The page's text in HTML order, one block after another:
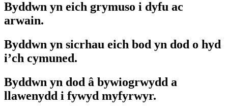
Byddwn yn eich grymuso i dyfu ac
arwain.
Byddwn yn sicrhau eich bod yn dod o hyd
i’ch cymuned.
Byddwn yn dod â bywiogrwydd a
llawenydd i fywyd myfyrwyr.